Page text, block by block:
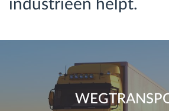
industrieën helpt.